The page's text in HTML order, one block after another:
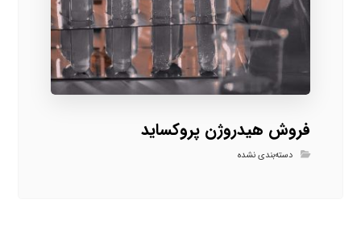
فروش هیدروژن پروکساید
دسته‌بندی نشده